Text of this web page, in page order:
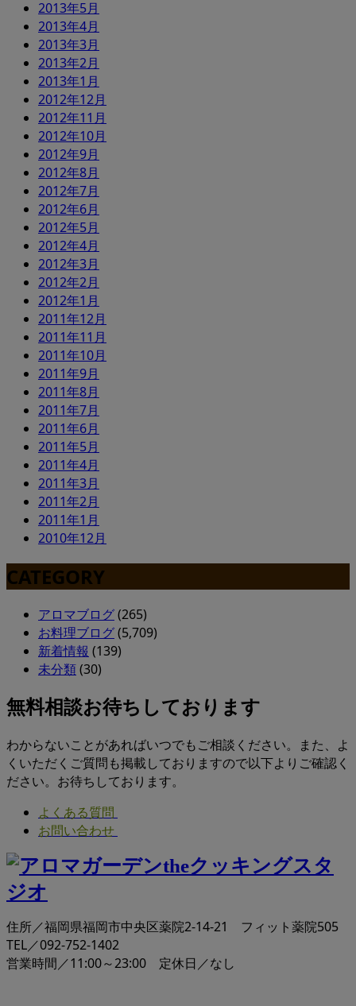
2013年5月
2013年4月
2013年3月
2013年2月
2013年1月
2012年12月
2012年11月
2012年10月
2012年9月
2012年8月
2012年7月
2012年6月
2012年5月
2012年4月
2012年3月
2012年2月
2012年1月
2011年12月
2011年11月
2011年10月
2011年9月
2011年8月
2011年7月
2011年6月
2011年5月
2011年4月
2011年3月
2011年2月
2011年1月
2010年12月
CATEGORY
アロマブログ(265)
お料理ブログ(5,709)
新着情報 (139)
未分類(30)
無料相談お待ちしております
わからないことがあればいつでもご相談ください。また、よ
くいただくご質問も掲載しておりますので以下よりご確認く
ださい。お待ちしております。
よくある質問
お問い合わせ
住所／福岡県福岡市中央区薬院2-14-21 フィット薬院505
TEL／092-752-1402
営業時間／11:00～23:00 定休日／なし